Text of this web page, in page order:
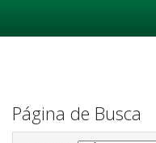
Página de Busca